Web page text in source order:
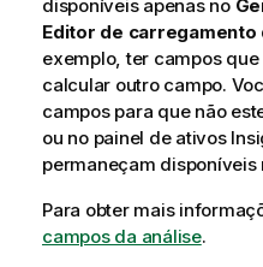
disponíveis apenas no
Editor de carregamento
exemplo, ter campos
calcular outro campo.
campos para que não
ou no painel de ativos
permaneçam disponíveis
Para obter mais
campos da análise.